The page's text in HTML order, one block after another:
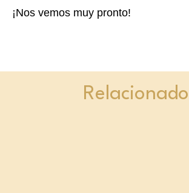
¡Nos vemos muy pronto!
Relacionado